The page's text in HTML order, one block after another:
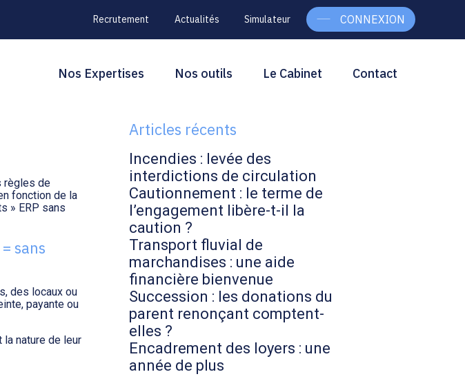
Recrutement Actualités Simulateur CONNEXION
Principal
Nos Expertises Nos outils Le Cabinet Contact
règles de
fonction de la
» ERP sans
sans
des locaux ou
payante ou
nature de leur
Blog
Rechercher
Articles récents
Incendies : levée des
interdictions de circulation
Cautionnement : le terme de
l’engagement libère-t-il la
caution ?
Transport fluvial de
marchandises : une aide
financière bienvenue
Succession : les donations du
parent renonçant comptent-
elles ?
Encadrement des loyers : une
année de plus